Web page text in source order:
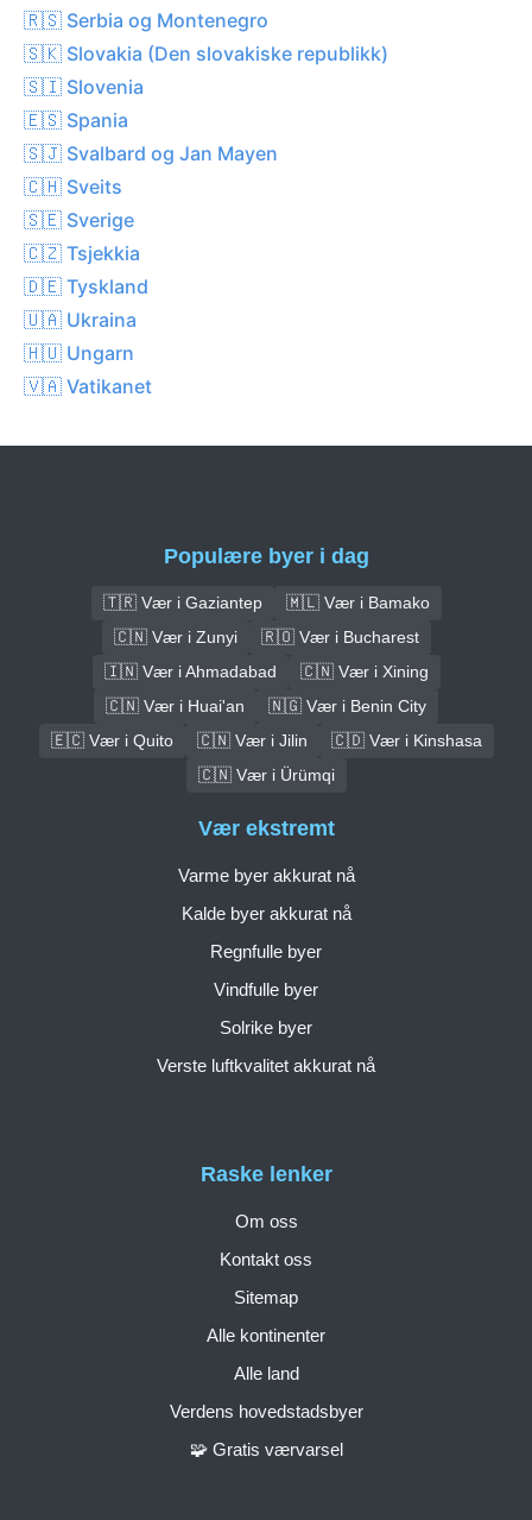
🇷🇸 Serbia og Montenegro
🇸🇰 Slovakia (Den slovakiske republikk)
🇸🇮 Slovenia
🇪🇸 Spania
🇸🇯 Svalbard og Jan Mayen
🇨🇭 Sveits
🇸🇪 Sverige
🇨🇿 Tsjekkia
🇩🇪 Tyskland
🇺🇦 Ukraina
🇭🇺 Ungarn
🇻🇦 Vatikanet
Populære byer i dag
🇹🇷 Vær i Gaziantep
🇲🇱 Vær i Bamako
🇨🇳 Vær i Zunyi
🇷🇴 Vær i Bucharest
🇮🇳 Vær i Ahmadabad
🇨🇳 Vær i Xining
🇨🇳 Vær i Huai'an
🇳🇬 Vær i Benin City
🇪🇨 Vær i Quito
🇨🇳 Vær i Jilin
🇨🇩 Vær i Kinshasa
🇨🇳 Vær i Ürümqi
Raske lenker
Om oss
Kontakt oss
Sitemap
Alle kontinenter
Alle land
Verdens hovedstadsbyer
🧩 Gratis værvarsel
Vær ekstremt
Varme byer akkurat nå
Kalde byer akkurat nå
Regnfulle byer
Vindfulle byer
Solrike byer
Verste luftkvalitet akkurat nå